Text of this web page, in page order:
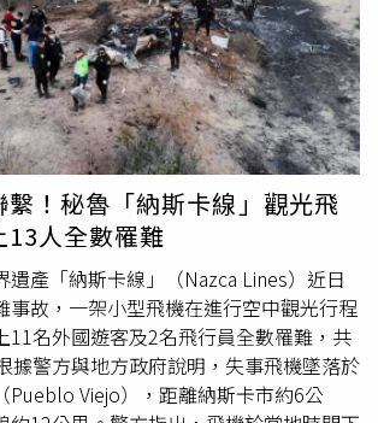
盡快控制疫情，避免公衛危機持續惡
最大的伊波拉疫情仍是2014年至2016年
剛果這波疫情不僅已成為史上第二大規
異常迅猛、疑似病毒突變及社區感染鏈難
、非洲疾管中心及國際公共衛生專家高
仍備受全球關注。
要行動，也是堅定維護國家領土主權和海
。《解放軍報》續稱，長期以來，在中國
共同努力下，南海局勢保持總體穩定。然
客為個人骯髒私欲，公然違反《南海各方
三番背棄既有共識。從四處鼓噪非法「南
到炮製推出所謂「海洋區域法」企圖以國
「裁決」；從單方面提交涉南海外大陸
遣船隻沖闖黃岩島、慫恿漁船到黃岩島
方頻繁挑釁滋事，嚴重侵犯中方領土主
干擾南海和平穩定大勢，嚴重掣肘地區
報導強調，黃岩島是中國固有領土。中國
歷史經緯清晰可辨，法理依據鐵證如山。
名黃岩島，並對黃岩島進行長期開發和利
、有效地對黃岩島行使主權和管轄權，
繫！秘魯「納斯卡線」觀光飛
人全數罹難
遺產「納斯卡線」（Nazca Lines）近日
事故，一架小型飛機在進行空中觀光行程
11名外國遊客及2名飛行員全數罹難，共
據警方與地方政府說明，失事飛機墜落於
Pueblo Viejo），距離納斯卡市約6公